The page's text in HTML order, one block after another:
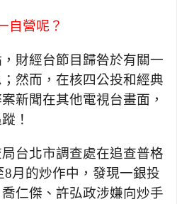
自營呢？
財經台節目歸咎於有關一
然而，在核四公投和經典
新聞在其他電視台畫面，
！
台北市調查處在追查普格
8月的炒作中，發現一銀投
仁傑、許弘政涉嫌向炒手